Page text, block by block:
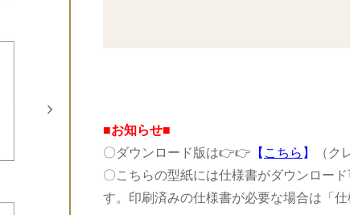
■お知らせ■
〇ダウンロード版は👉👉 【 こちら 】
（ク
〇こちらの型紙には仕様書がダウンロー
す。印刷済みの仕様書が必要な場合は「